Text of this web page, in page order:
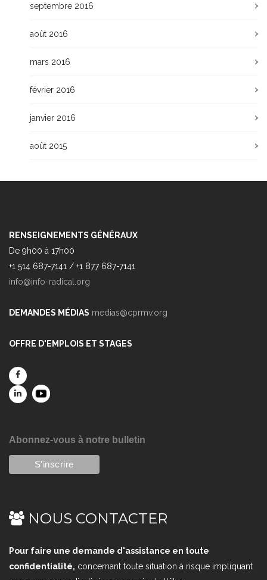
septembre 2016
août 2016
mars 2016
février 2016
janvier 2016
août 2015
RENSEIGNEMENTS GÉNÉRAUX
De 9h00 à 17h00
+1 514 687-7141 / +1 877 687-7141
info@info-radical.org
DEMANDES MÉDIAS medias@cprmv.org
OFFRE D'EMPLOIS ET STAGES
Abonnez-vous à notre bulletin
NOUS CONTACTER
Pour faire une demande d'assistance en toute
confidentialité, concernant toute situation à risque impliquant